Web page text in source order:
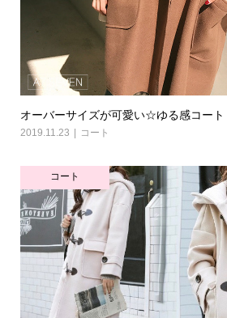
オーバーサイズが可愛い☆ゆる感コート
2019.11.23 コート
コート